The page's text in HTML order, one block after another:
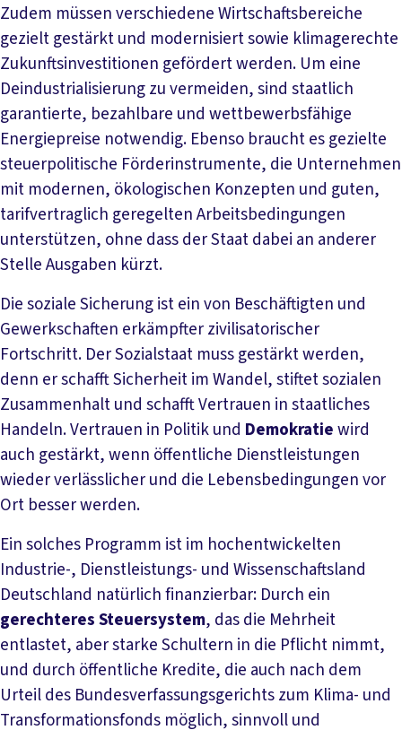
Zudem müssen verschiedene Wirtschaftsbereiche
gezielt gestärkt und modernisiert sowie klimagerechte
Zukunftsinvestitionen gefördert werden. Um eine
Deindustrialisierung zu vermeiden, sind staatlich
garantierte, bezahlbare und wettbewerbsfähige
Energiepreise notwendig. Ebenso braucht es gezielte
steuerpolitische Förderinstrumente, die Unternehmen
mit modernen, ökologischen Konzepten und guten,
tarifvertraglich geregelten Arbeitsbedingungen
unterstützen, ohne dass der Staat dabei an anderer
Stelle Ausgaben kürzt.
Die soziale Sicherung ist ein von Beschäftigten und
Gewerkschaften erkämpfter zivilisatorischer
Fortschritt. Der Sozialstaat muss gestärkt werden,
denn er schafft Sicherheit im Wandel, stiftet sozialen
Zusammenhalt und schafft Vertrauen in staatliches
Handeln. Vertrauen in Politik und Demokratiewird
auch gestärkt, wenn öffentliche Dienstleistungen
wieder verlässlicher und die Lebensbedingungen vor
Ort besser werden.
Ein solches Programm ist im hochentwickelten
Industrie-, Dienstleistungs- und Wissenschaftsland
Deutschland natürlich finanzierbar: Durch ein
gerechteres Steuersystem, das die Mehrheit
entlastet, aber starke Schultern in die Pflicht nimmt,
und durch öffentliche Kredite, die auch nach dem
Urteil des Bundesverfassungsgerichts zum Klima- und
Transformationsfonds möglich, sinnvoll und